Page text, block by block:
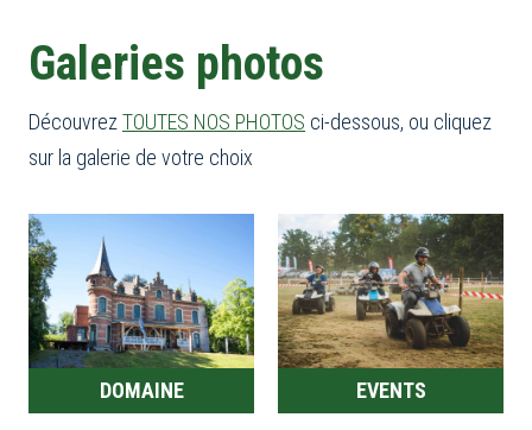
Galeries photos
Découvrez TOUTES NOS PHOTOS ci-dessous, ou cliquez
sur la galerie de votre choix
DOMAINE EVENTS